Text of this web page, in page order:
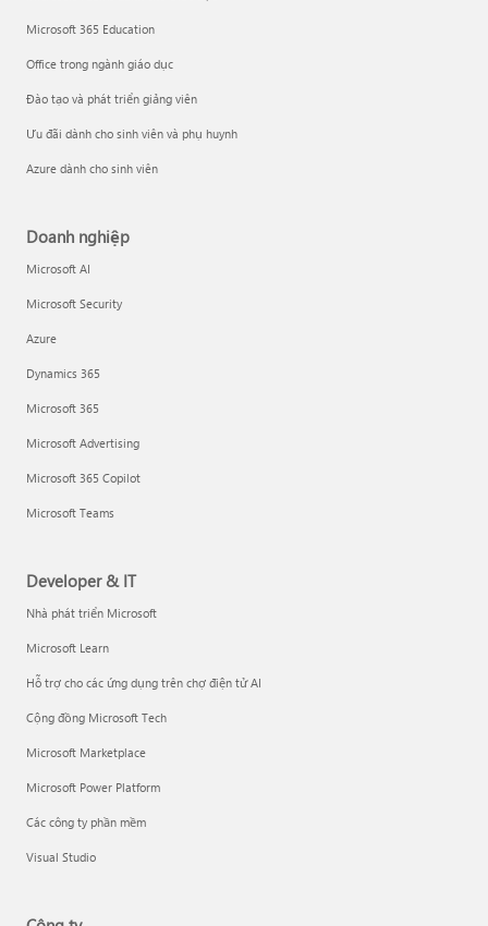
Microsoft 365 Education
Office trong ngành giáo dục
Đào tạo và phát triển giảng viên
Ưu đãi dành cho sinh viên và phụ huynh
Azure dành cho sinh viên
Doanh nghiệp
Microsoft AI
Microsoft Security
Azure
Dynamics 365
Microsoft 365
Microsoft Advertising
Microsoft 365 Copilot
Microsoft Teams
Developer & IT
Nhà phát triển Microsoft
Microsoft Learn
Hỗ trợ cho các ứng dụng trên chợ điện tử AI
Cộng đồng Microsoft Tech
Microsoft Marketplace
Microsoft Power Platform
Các công ty phần mềm
Visual Studio